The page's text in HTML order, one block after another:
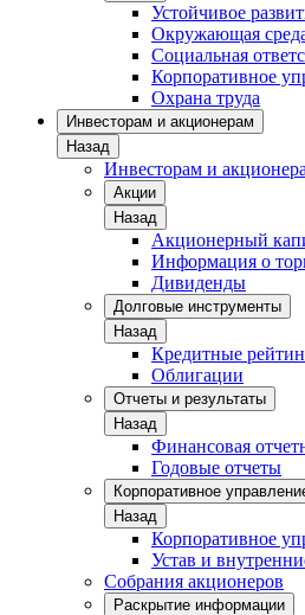
Устойчивое
Окружающая
Социальная
Корпоративное
Охрана труда
Инвесторам и акционерам
Назад
Инвесторам и
Акции
Назад
Акционерный
Информация о
Дивиденды
Долговые инструменты
Назад
Кредитные
Облигации
Отчеты и результаты
Назад
Финансовая
Годовые отчеты
Корпоративное
Назад
Корпоративное
Устав и
Собрания акционеров
Раскрытие информации